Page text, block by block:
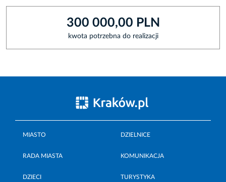
300 000,00 PLN
kwota potrzebna do realizacji
MIASTO DZIELNICE
RADA MIASTA KOMUNIKACJA
DZIECI TURYSTYKA